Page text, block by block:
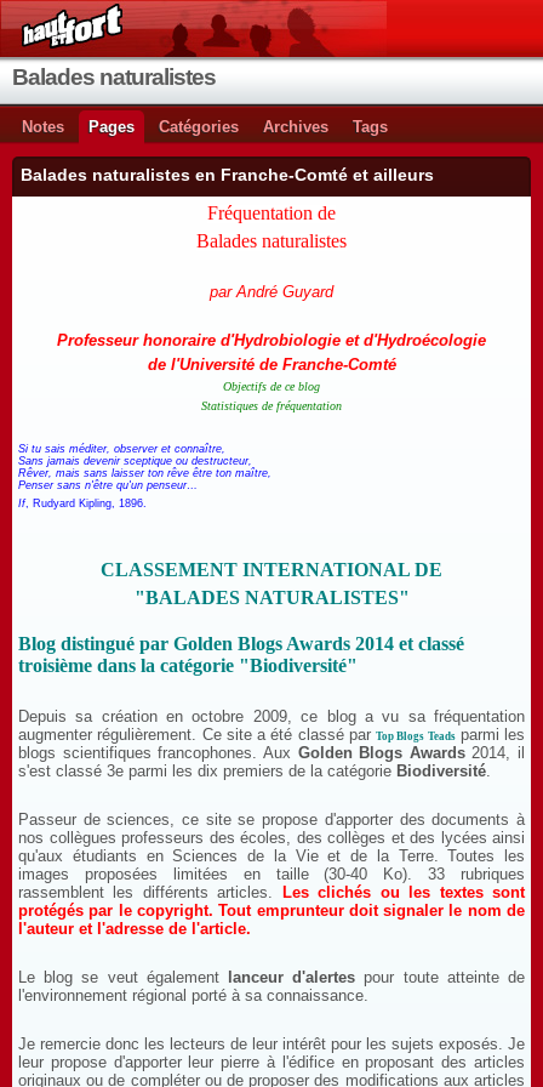
Balades naturalistes
Notes Pages Catégories Archives Tags
Balades naturalistes en Franche-Comté et ailleurs
Fréquentation de
Balades naturalistes
par André Guyard
Professeur honoraire d'Hydrobiologie et d'Hydroécologie
de l'Université de Franche-Comté
Objectifs de ce blog
Statistiques de fréquentation
Si tu sais méditer, observer et connaître,
Sans jamais devenir sceptique ou destructeur,
Rêver, mais sans laisser ton rêve être ton maître,
Penser sans n'être qu'un penseur…
If, Rudyard Kipling, 1896.
CLASSEMENT INTERNATIONAL DE
"BALADES NATURALISTES"
Blog distingué par Golden Blogs Awards 2014 et classé
troisième dans la catégorie "Biodiversité"
Depuis sa création en octobre 2009, ce blog a vu sa fréquentation
augmenter régulièrement. Ce site a été classé par Top Blogs Teadsparmi les
blogs scientifiques francophones. Aux Golden Blogs Awards2014, il
s'est classé 3e parmi les dix premiers de la catégorie Biodiversité.
Passeur de sciences, ce site se propose d'apporter des documents à
nos collègues professeurs des écoles, des collèges et des lycées ainsi
qu'aux étudiants en Sciences de la Vie et de la Terre. Toutes les
images proposées limitées en taille (30-40 Ko). 33 rubriques
rassemblent les différents articles. Les clichés ou les textes sont
protégés par le copyright. Tout emprunteur doit signaler le nom de
l'auteur et l'adresse de l'article.
Le blog se veut également lanceur d'alertes pour toute atteinte de
l'environnement régional porté à sa connaissance.
Je remercie donc les lecteurs de leur intérêt pour les sujets exposés. Je
leur propose d'apporter leur pierre à l'édifice en proposant des articles
originaux ou de compléter ou de proposer des modifications aux articles